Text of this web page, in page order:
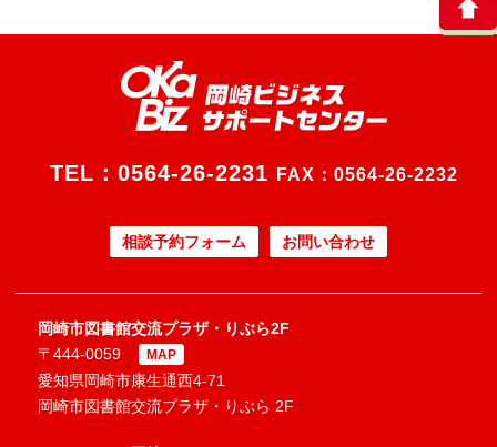
TEL： 0564-26-2231 FAX：0564-26-2232
相談予約フォーム お問い合わせ
岡崎市図書館交流プラザ・りぶら2F
〒444-0059
MAP
愛知県岡崎市康生通西4-71
岡崎市図書館交流プラザ・りぶら 2F